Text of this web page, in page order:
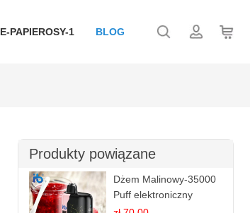
E-PAPIEROSY-1 BLOG
Produkty powiązane
Dżem Malinowy-35000
Puff elektroniczny
papieros (Ibvape Bar)